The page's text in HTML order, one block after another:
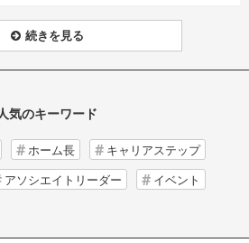
続きを見る
気のキーワード
ホーム長
キャリアステップ
アソシエイトリーダー
イベント